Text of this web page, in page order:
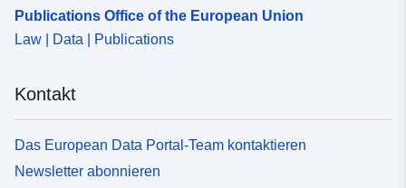
Publications Office of the European Union
Law | Data | Publications
Kontakt
Das European Data Portal-Team kontaktieren
Newsletter abonnieren